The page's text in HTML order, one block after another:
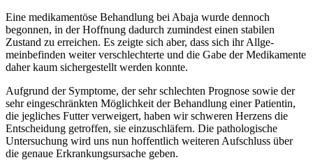
Eine medikamentöse Behandlung bei Abaja wurde dennoch
begonnen, in der Hoffnung dadurch zumindest einen stabilen
Zustand zu erreichen. Es zeigte sich aber, dass sich ihr Allge-
meinbefinden weiter verschlechterte und die Gabe der Medikamente
daher kaum sichergestellt werden konnte.
Aufgrund der Symptome, der sehr schlechten Prognose sowie der
sehr eingeschränkten Möglichkeit der Behandlung einer Patientin,
die jegliches Futter verweigert, haben wir schweren Herzens die
Entscheidung getroffen, sie einzuschläfern. Die pathologische
Untersuchung wird uns nun hoffentlich weiteren Aufschluss über
die genaue Erkrankungsursache geben.